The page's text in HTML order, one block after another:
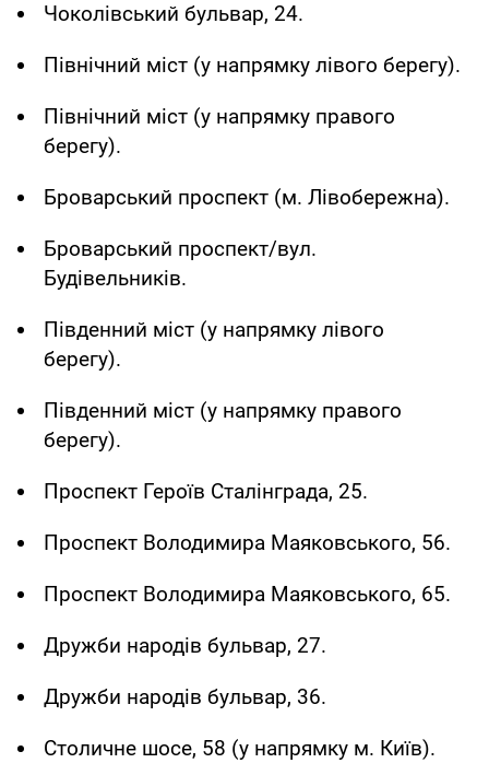
Чоколівський бульвар, 24.
Північний міст (у напрямку лівого берегу).
Північний міст (у напрямку правого
берегу).
Броварський проспект (м. Лівобережна).
Броварський проспект/вул.
Будівельників.
Південний міст (у напрямку лівого
берегу).
Південний міст (у напрямку правого
берегу).
Проспект Героїв Сталінграда, 25.
Проспект Володимира Маяковського, 56.
Проспект Володимира Маяковського, 65.
Дружби народів бульвар, 27.
Дружби народів бульвар, 36.
Столичне шосе, 58 (у напрямку м. Київ).